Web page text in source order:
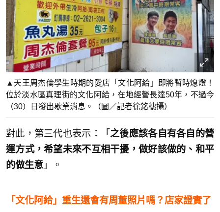
▲天王周杰倫學生時期的愛店「文化阿給」即將暫時熄燈！
位於淡水區真理街的文化阿給，在地經營長達50年，不過今
（30）日發出歇業消息。（圖／記者徐銘穗攝）
對此，第三代也表示：「 之後應該各自有各自的營
運方式，希望未來不互相干擾，做好該做的、和平
的做生意 」。
「文化阿給」重生還會有周董照片嗎？店家證實了